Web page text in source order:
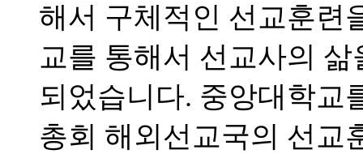
해서 구체적인 선교훈련
교를 통해서 선교사의
되었습니다. 중앙대학교
총회 해외선교국의 선교